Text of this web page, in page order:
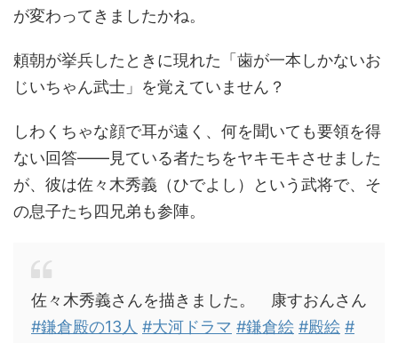
が変わってきましたかね。
頼朝が挙兵したときに現れた「歯が一本しかないお
じいちゃん武士」を覚えていません？
しわくちゃな顔で耳が遠く、何を聞いても要領を得
ない回答――見ている者たちをヤキモキさせました
が、彼は佐々木秀義（ひでよし）という武将で、そ
の息子たち四兄弟も参陣。
佐々木秀義さんを描きました。 康すおんさん
#鎌倉殿の13人 #大河ドラマ #鎌倉絵 #殿絵 #